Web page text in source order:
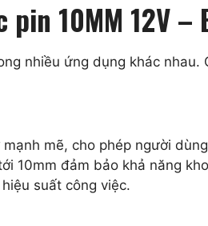
10MM 12V –
nhiều ứng dụng khác nhau.
mẽ, cho phép người
10mm đảm bảo khả năng
suất công việc.